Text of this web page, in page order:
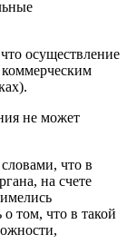
осуществление
коммерческим
не может
что в
на счете
том, что в такой